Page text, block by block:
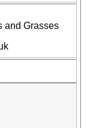
and Grasses